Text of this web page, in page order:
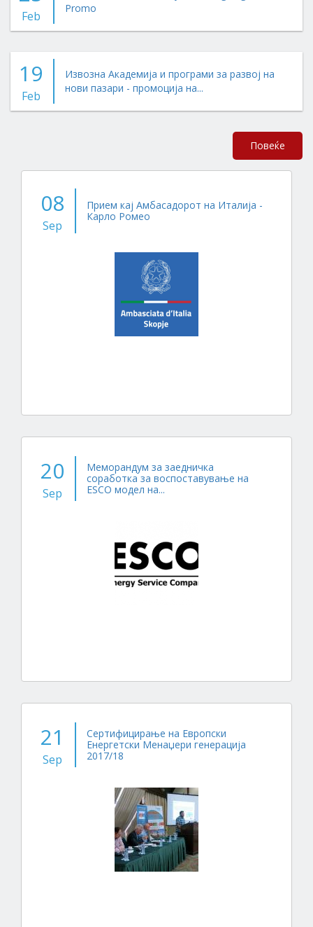
Feb
Promo
19
Feb
Извозна Академија и програми за развој на
нови пазари - промоција на...
Повеќе
08
Sep
Прием кај Амбасадорот на Италија -
Карло Ромео
20
Sep
Меморандум за заедничка
соработка за воспоставување на
ESCO модел на...
21
Sep
Сертифицирање на Европски
Енергетски Менаџери генерација
2017/18